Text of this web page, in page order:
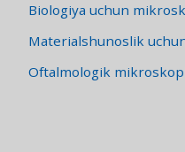
Biologiya uchun
Materialshunoslik
Oftalmologik